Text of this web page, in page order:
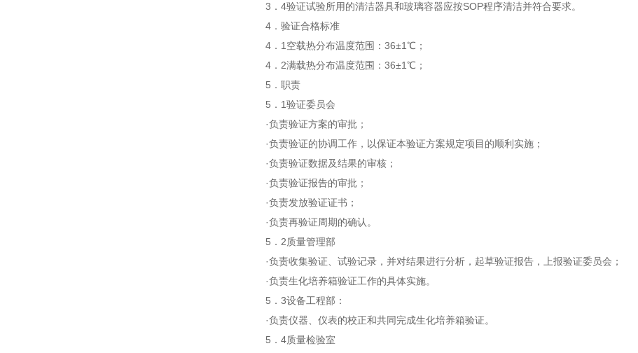
3．4验证试验所用的清洁器具和玻璃容器应按SOP程序清洁并符合要求。
4．验证合格标准
4．1空载热分布温度范围：36±1℃；
4．2满载热分布温度范围：36±1℃；
5．职责
5．1验证委员会
·负责验证方案的审批；
·负责验证的协调工作，以保证本验证方案规定项目的顺利实施；
·负责验证数据及结果的审核；
·负责验证报告的审批；
·负责发放验证证书；
·负责再验证周期的确认。
5．2质量管理部
·负责收集验证、试验记录，并对结果进行分析，起草验证报告，上报验证委员会；
·负责生化培养箱验证工作的具体实施。
5．3设备工程部：
·负责仪器、仪表的校正和共同完成生化培养箱验证。
5．4质量检验室